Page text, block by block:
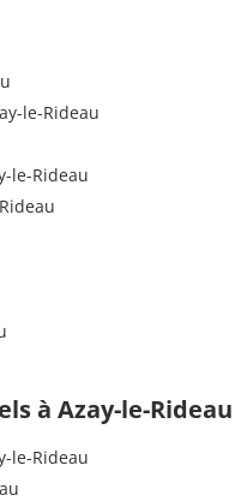
le-Rideau
le-Rideau
à Azay-le-Rideau
le-Rideau